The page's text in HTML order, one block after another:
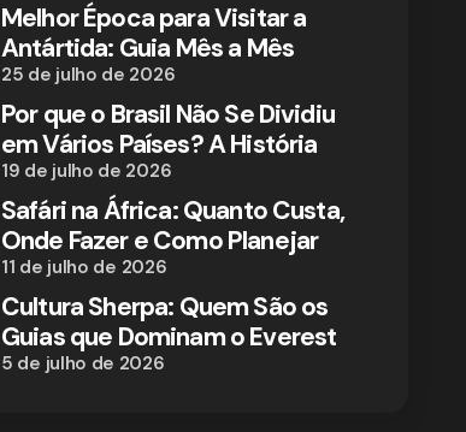
Melhor Época para Visitar a
Antártida: Guia Mês a Mês
25 de julho de 2026
Por que o Brasil Não Se Dividiu
em Vários Países? A História
19 de julho de 2026
Safári na África: Quanto Custa,
Onde Fazer e Como Planejar
11 de julho de 2026
Cultura Sherpa: Quem São os
Guias que Dominam o Everest
5 de julho de 2026